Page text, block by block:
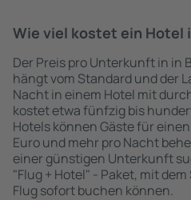
Wie viel kostet ein Hotel
Der Preis pro Unterkunft in in
hängt vom Standard und der
Nacht in einem Hotel mit
kostet etwa fünfzig bis
Hotels können Gäste für
Euro und mehr pro Nacht
einer günstigen Unterkunft
"Flug + Hotel" - Paket, mit
Flug sofort buchen können.